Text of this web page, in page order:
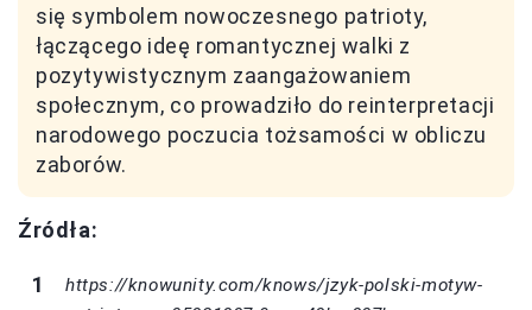
się symbolem nowoczesnego patrioty,
łączącego ideę romantycznej walki z
pozytywistycznym zaangażowaniem
społecznym, co prowadziło do reinterpretacji
narodowego poczucia tożsamości w obliczu
zaborów.
Źródła:
https://knowunity.com/knows/jzyk-polski-motyw-